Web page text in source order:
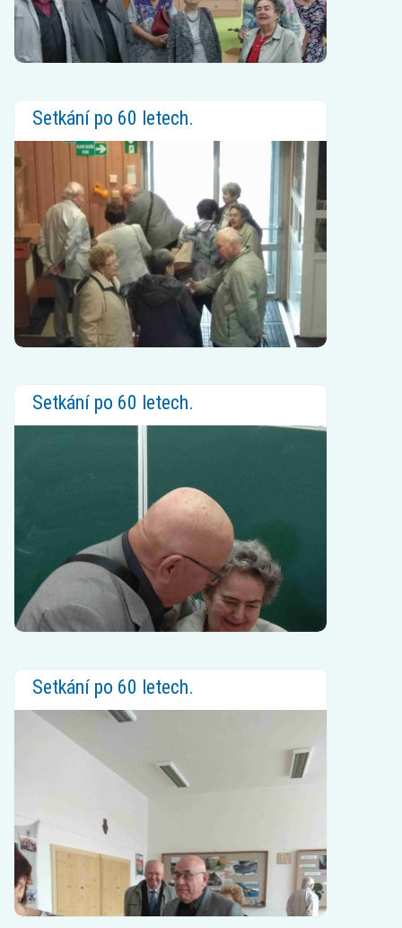
Setkání po 60 letech.
Setkání po 60 letech.
Setkání po 60 letech.